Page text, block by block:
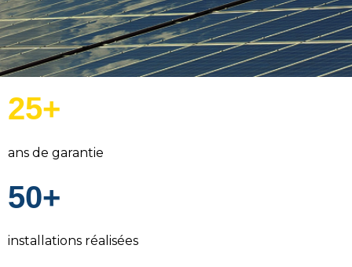
25+
ans de garantie
50+
installations réalisées